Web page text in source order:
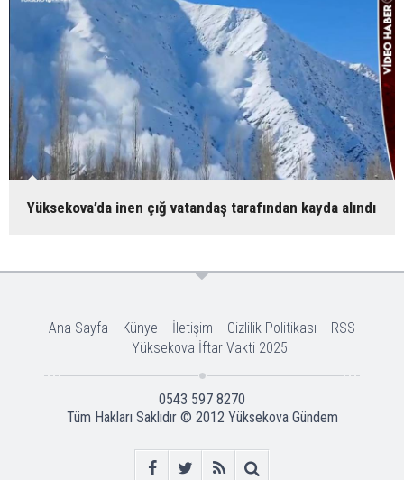
Yüksekova’da inen çığ vatandaş tarafından kayda alındı
Ana Sayfa Künye İletişim Gizlilik Politikası
RSS
Yüksekova İftar Vakti 2025
0543 597 8270
Tüm Hakları Saklıdır © 2012 Yüksekova Gündem